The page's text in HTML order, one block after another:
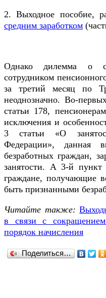
2. Выходное пособие,
средним заработком
Однако дилемма о
сотрудником
за третий месяц по
неоднозначно. Во-
статьи 178,
исключения и
3 статьи «О
Федерации», данная
безработных граждан,
занятости. А 3-й пункт
граждане, получающие
быть признанными
Читайте также:
в связи с
порядок начисления
Поделиться…